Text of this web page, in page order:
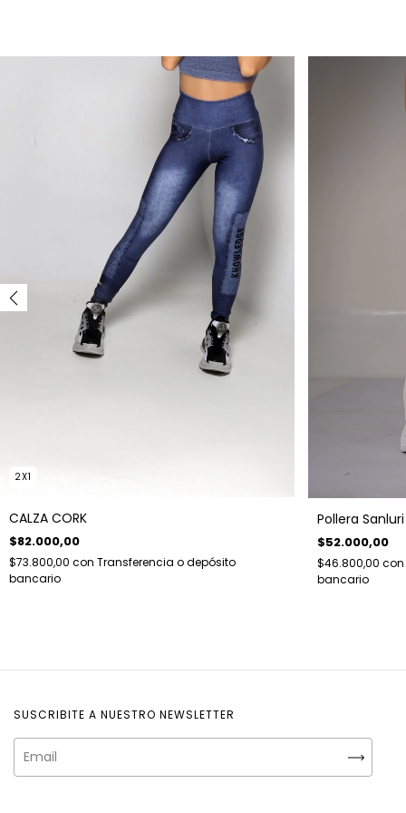
2X1
CALZA CORK
$82.000,00
$73.800,00 con Transferencia o depósito
bancario
Pollera Sanluri
$52.000,00
$46.800,00 con
bancario
SUSCRIBITE A NUESTRO NEWSLETTER